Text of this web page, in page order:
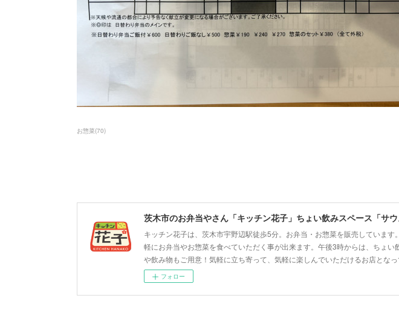
お惣菜(70)
茨木市のお弁当やさん「キッチン花子」ちょい飲みスペース「サウ
キッチン花子は、茨木市宇野辺駅徒歩5分。お弁当・お惣菜を販売していま
軽にお弁当やお惣菜を食べていただく事が出来ます。午後3時からは、ちょい
や飲み物もご用意！気軽に立ち寄って、気軽に楽しんでいただけるお店となっ
フォロー